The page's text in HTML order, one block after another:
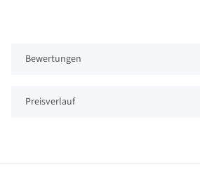
Bewertungen
Preisverlauf